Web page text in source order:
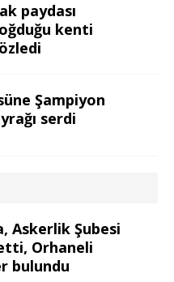
paydası
kenti
Şampiyon
serdi
Askerlik Şubesi
Orhaneli
bulundu